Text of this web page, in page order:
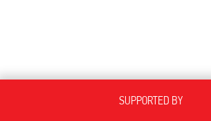
SUPPORTED BY